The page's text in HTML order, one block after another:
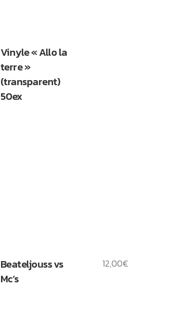
Vinyle « Allo la
terre »
(transparent)
50ex
Beateljouss vs
Mc’s
12,00€